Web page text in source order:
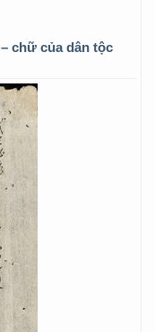
chữ của dân tộc